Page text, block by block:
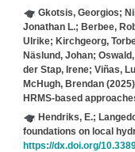
Gkotsis, Georgios;
Jonathan L.; Berbee,
Ulrike; Kirchgeorg,
Näslund, Johan;
der Stap, Irene; Viñas,
McHugh, Brendan
HRMS-based
Hendriks, E.;
foundations on local
https://dx.doi.org/